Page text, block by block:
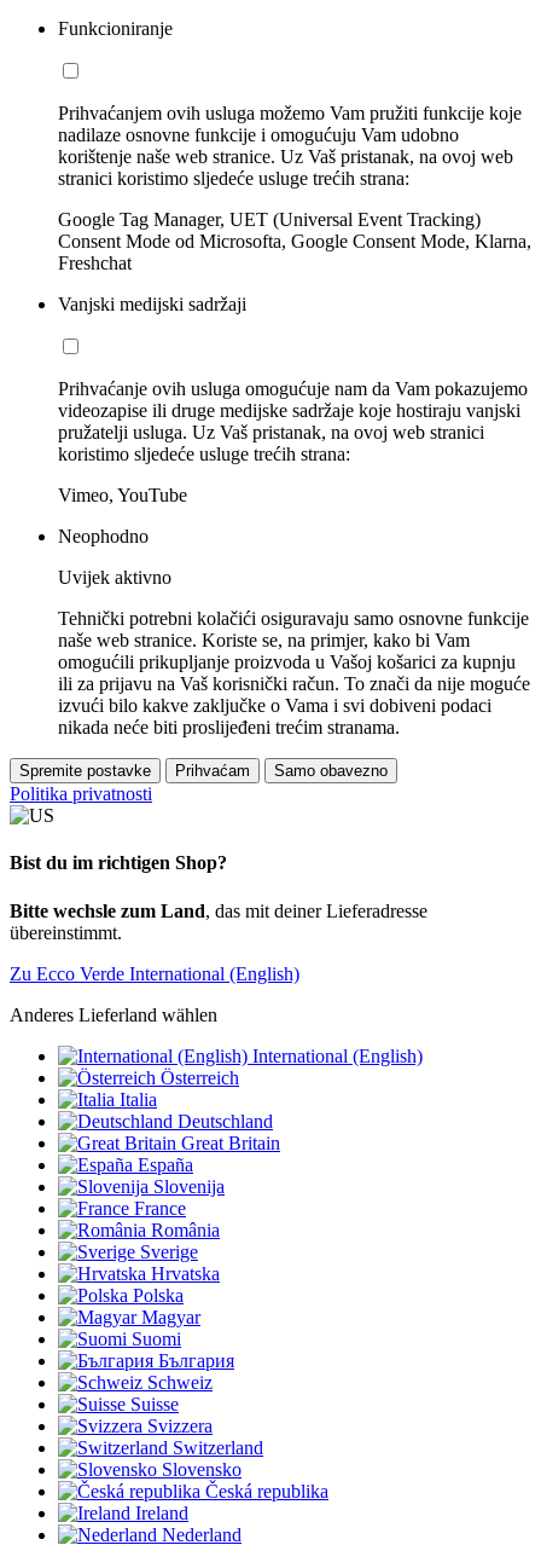
Funkcioniranje
Prihvaćanjem ovih usluga možemo Vam pružiti funkcije koje
nadilaze osnovne funkcije i omogućuju Vam udobno
korištenje naše web stranice. Uz Vaš pristanak, na ovoj web
stranici koristimo sljedeće usluge trećih strana:
Google Tag Manager, UET (Universal Event Tracking)
Consent Mode od Microsofta, Google Consent Mode, Klarna,
Freshchat
Vanjski medijski sadržaji
Prihvaćanje ovih usluga omogućuje nam da Vam pokazujemo
videozapise ili druge medijske sadržaje koje hostiraju vanjski
pružatelji usluga. Uz Vaš pristanak, na ovoj web stranici
koristimo sljedeće usluge trećih strana:
Vimeo, YouTube
Neophodno
Uvijek aktivno
Tehnički potrebni kolačići osiguravaju samo osnovne funkcije
naše web stranice. Koriste se, na primjer, kako bi Vam
omogućili prikupljanje proizvoda u Vašoj košarici za kupnju
ili za prijavu na Vaš korisnički račun. To znači da nije moguće
izvući bilo kakve zaključke o Vama i svi dobiveni podaci
nikada neće biti proslijeđeni trećim stranama.
Spremite postavke Prihvaćam Samo obavezno
Politika privatnosti
Bist du im richtigen Shop?
Bitte wechsle zum Land, das mit deiner Lieferadresse
übereinstimmt.
Zu Ecco Verde International (English)
Anderes Lieferland wählen
International (English)
Österreich
Italia
Deutschland
Great Britain
España
Slovenija
France
România
Sverige
Hrvatska
Polska
Magyar
Suomi
България
Schweiz
Suisse
Svizzera
Switzerland
Slovensko
Česká republika
Ireland
Nederland